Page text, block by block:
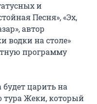
и
Песня», «Эх,
автор
водки на столе»
программу
будет царить на
тура Жеки, который